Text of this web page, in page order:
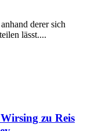
derer sich
lässt....
zu Reis